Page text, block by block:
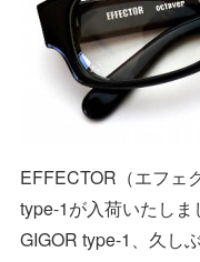
EFFECTOR（エフェ
type-1が入荷いたしま
GIGOR type-1、久し